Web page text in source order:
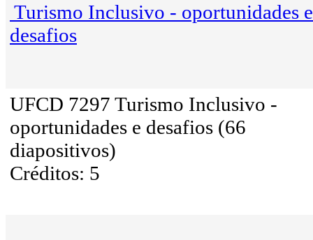
Turismo Inclusivo - oportunidades e
desafios
UFCD 7297 Turismo Inclusivo -
oportunidades e desafios (66
diapositivos)
Créditos: 5